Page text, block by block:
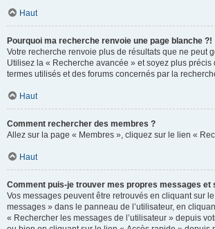
Haut
Pourquoi ma recherche renvoie une page blanche ?!
Votre recherche renvoie plus de résultats que ne peut
Utilisez la « Recherche avancée » et soyez plus précis
termes utilisés et des forums concernés par la
Haut
Comment rechercher des membres ?
Allez sur la page « Membres », cliquez sur le lien «
Haut
Comment puis-je trouver mes propres messages et
Vos messages peuvent être retrouvés en cliquant sur
messages » dans le panneau de l’utilisateur, en
« Rechercher les messages de l’utilisateur » depuis